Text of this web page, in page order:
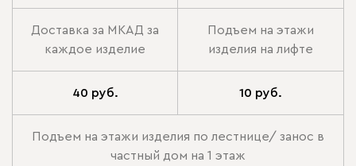
Доставка за МКАД за
каждое изделие
Подъем на этажи
изделия на лифте
40 руб. 10 руб.
Подъем на этажи изделия по лестнице/ занос в
частный дом на 1 этаж